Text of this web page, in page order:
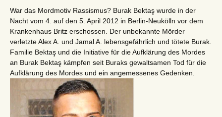
War das Mordmotiv Rassismus? Burak Bektaş wurde in der
Nacht vom 4. auf den 5. April 2012 in Berlin-Neukölln vor dem
Krankenhaus Britz erschossen. Der unbekannte Mörder
verletzte Alex A. und Jamal A. lebensgefährlich und tötete Burak.
Familie Bektaş und die Initiative für die Aufklärung des Mordes
an Burak Bektaş kämpfen seit Buraks gewaltsamen Tod für die
Aufklärung des Mordes und ein angemessenes Gedenken.